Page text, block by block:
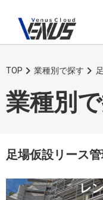
TOP 業種別で探す
業種別
足場仮設リース
レ